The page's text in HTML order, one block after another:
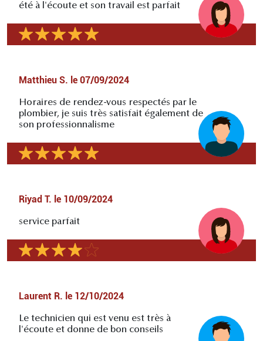
été à l'écoute et son travail est parfait
Matthieu S. le 07/09/2024
Horaires de rendez-vous respectés par le
plombier, je suis très satisfait également de
son professionnalisme
Riyad T. le 10/09/2024
service parfait
Laurent R. le 12/10/2024
Le technicien qui est venu est très à
l'écoute et donne de bon conseils